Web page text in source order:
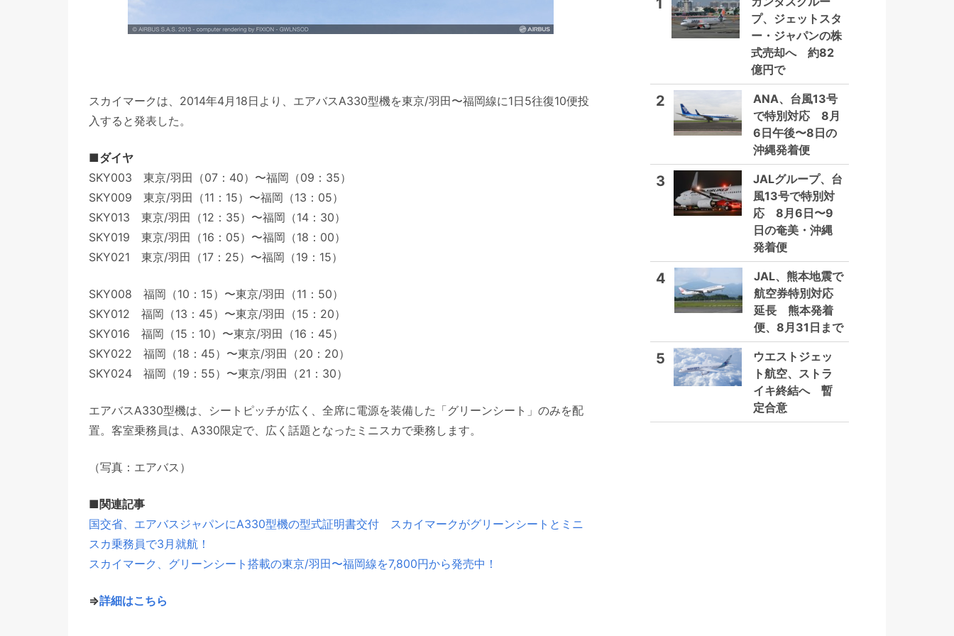
スカイマークは、2014年4月18日より、エアバスA330型機を東京/羽田〜福岡線に1日5往復10便投
入すると発表した。
■ダイヤ
SKY003 東京/羽田（07：40）〜福岡（09：35）
SKY009 東京/羽田（11：15）〜福岡（13：05）
SKY013 東京/羽田（12：35）〜福岡（14：30）
SKY019 東京/羽田（16：05）〜福岡（18：00）
SKY021 東京/羽田（17：25）〜福岡（19：15）
SKY008 福岡（10：15）〜東京/羽田（11：50）
SKY012 福岡（13：45）〜東京/羽田（15：20）
SKY016 福岡（15：10）〜東京/羽田（16：45）
SKY022 福岡（18：45）〜東京/羽田（20：20）
SKY024 福岡（19：55）〜東京/羽田（21：30）
エアバスA330型機は、シートピッチが広く、全席に電源を装備した「グリーンシート」のみを配
置。客室乗務員は、A330限定で、広く話題となったミニスカで乗務します。
（写真：エアバス）
■関連記事
国交省、エアバスジャパンにA330型機の型式証明書交付 スカイマークがグリーンシートとミニ
スカ乗務員で3月就航！
スカイマーク、グリーンシート搭載の東京/羽田〜福岡線を7,800円から発売中！
⇒詳細はこちら
1
プ、ジェットスタ
ー・ジャパンの株
式売却へ 約82
億円で
2
ANA、台風13号
で特別対応 8月
6日午後〜8日の
沖縄発着便
3
JALグループ、台
風13号で特別対
応 8月6日〜9
日の奄美・沖縄
発着便
4
JAL、熊本地震で
航空券特別対応
延長 熊本発着
便、8月31日まで
5
ウエストジェッ
ト航空、ストラ
イキ終結へ 暫
定合意